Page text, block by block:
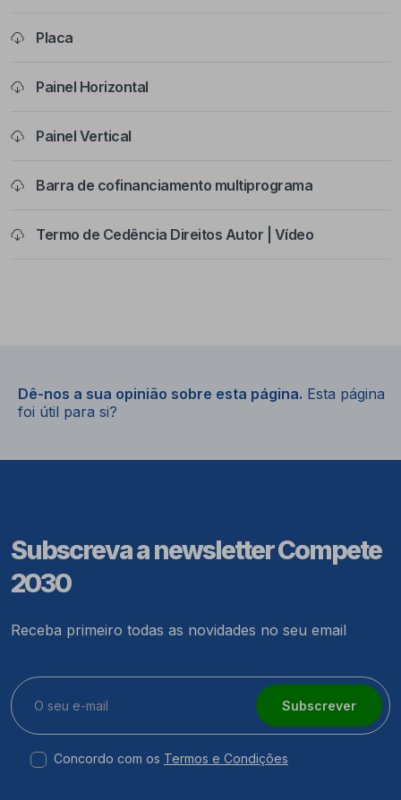
Placa
Painel Horizontal
Painel Vertical
Barra de cofinanciamento multiprograma
Termo de Cedência Direitos Autor | Vídeo
Dê-nos a sua opinião sobre esta página. Esta página
foi útil para si?
Subscreva a newsletter Compete
2030
Receba primeiro todas as novidades no seu email
Subscrever
Concordo com os Termos e Condições